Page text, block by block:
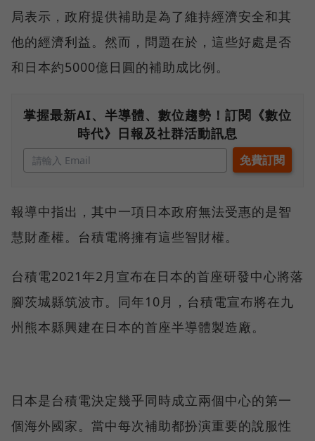
局表示，政府提供補助是為了維持經濟安全和其
他的經濟利益。然而，問題在於，這些好處是否
和日本約5000億日圓的補助成比例。
掌握最新AI、半導體、數位趨勢！訂閱《數位
時代》日報及社群活動訊息
報導中指出，其中一項日本政府無法受惠的是智
慧財產權。台積電將擁有這些智財權。
台積電2021年2月宣布在日本的首座研發中心將落
腳茨城縣筑波市。同年10月，台積電宣布將在九
州熊本縣興建在日本的首座半導體製造廠。
日本是台積電決定幾乎同時成立兩個中心的第一
個海外國家。當中每次補助都扮演重要的說服性